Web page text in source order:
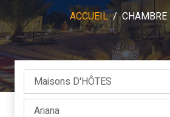
ACCUEIL CHAMBRE